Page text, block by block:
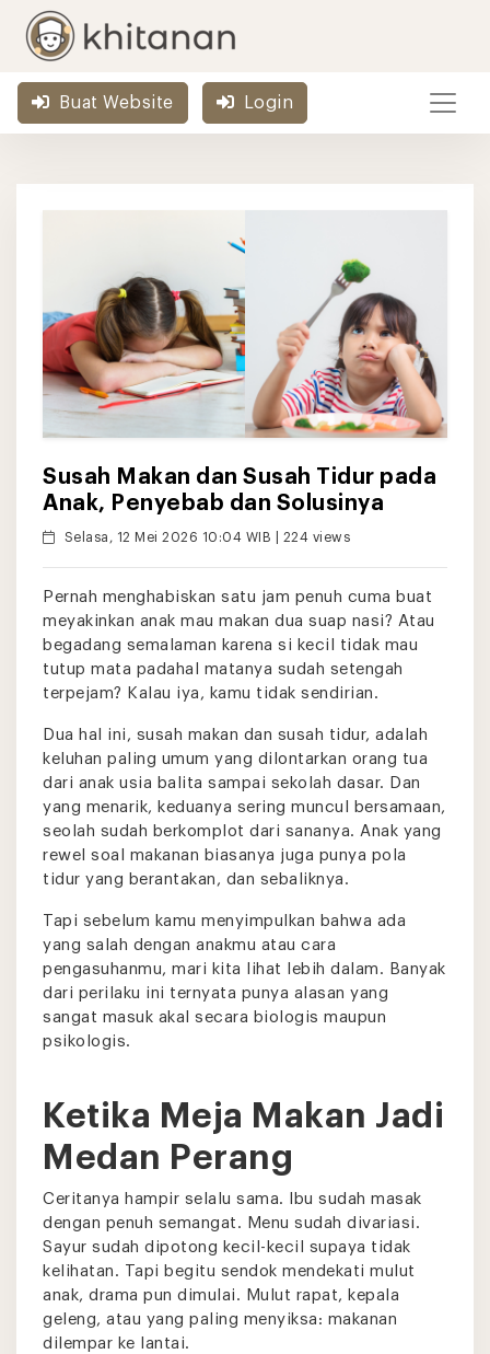
Buat Website Login
Susah Makan dan Susah Tidur pada
Anak, Penyebab dan Solusinya
Selasa, 12 Mei 2026 10:04 WIB | 224 views
Pernah menghabiskan satu jam penuh cuma buat
meyakinkan anak mau makan dua suap nasi? Atau
begadang semalaman karena si kecil tidak mau
tutup mata padahal matanya sudah setengah
terpejam? Kalau iya, kamu tidak sendirian.
Dua hal ini, susah makan dan susah tidur, adalah
keluhan paling umum yang dilontarkan orang tua
dari anak usia balita sampai sekolah dasar. Dan
yang menarik, keduanya sering muncul bersamaan,
seolah sudah berkomplot dari sananya. Anak yang
rewel soal makanan biasanya juga punya pola
tidur yang berantakan, dan sebaliknya.
Tapi sebelum kamu menyimpulkan bahwa ada
yang salah dengan anakmu atau cara
pengasuhanmu, mari kita lihat lebih dalam. Banyak
dari perilaku ini ternyata punya alasan yang
sangat masuk akal secara biologis maupun
psikologis.
Ketika Meja Makan Jadi
Medan Perang
Ceritanya hampir selalu sama. Ibu sudah masak
dengan penuh semangat. Menu sudah divariasi.
Sayur sudah dipotong kecil-kecil supaya tidak
kelihatan. Tapi begitu sendok mendekati mulut
anak, drama pun dimulai. Mulut rapat, kepala
geleng, atau yang paling menyiksa: makanan
dilempar ke lantai.